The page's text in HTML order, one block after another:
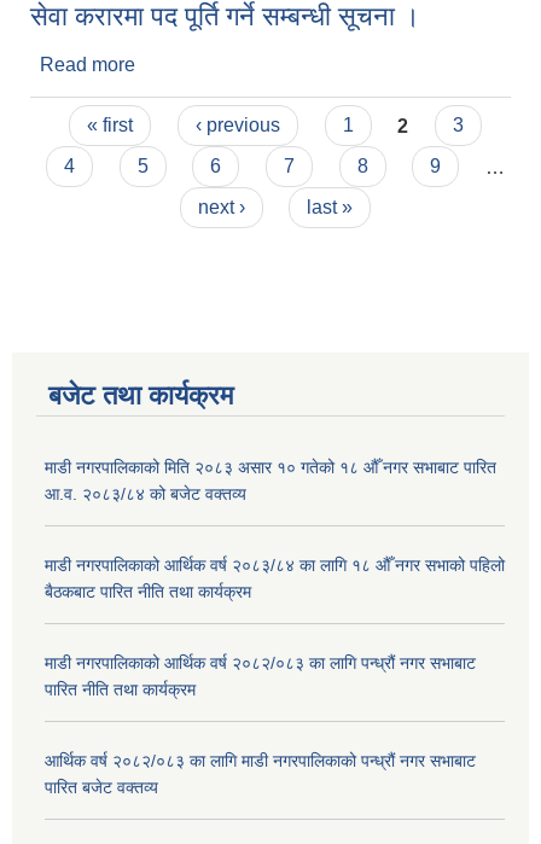
सेवा करारमा पद पूर्ति गर्ने सम्बन्धी सूचना ।
Read more
Pages
« first ‹ previous 1 2
3
4
5 6 7 8 9
next ›
last »
बजेट तथा कार्यक्रम
माडी नगरपालिकाको मिति २०८३ असार १० गतेको १८ औँ नगर सभाबाट पारित
आ.व. २०८३/८४ को बजेट वक्तव्य
माडी नगरपालिकाको आर्थिक वर्ष २०८३/८४ का लागि १८ औँ नगर सभाको पहिलो
बैठकबाट पारित नीति तथा कार्यक्रम
माडी नगरपालिकाको आर्थिक वर्ष २०८२/०८३ का लागि पन्ध्रौं नगर सभाबाट
पारित नीति तथा कार्यक्रम
आर्थिक वर्ष २०८२/०८३ का लागि माडी नगरपालिकाको पन्ध्रौं नगर सभाबाट
पारित बजेट वक्तव्य